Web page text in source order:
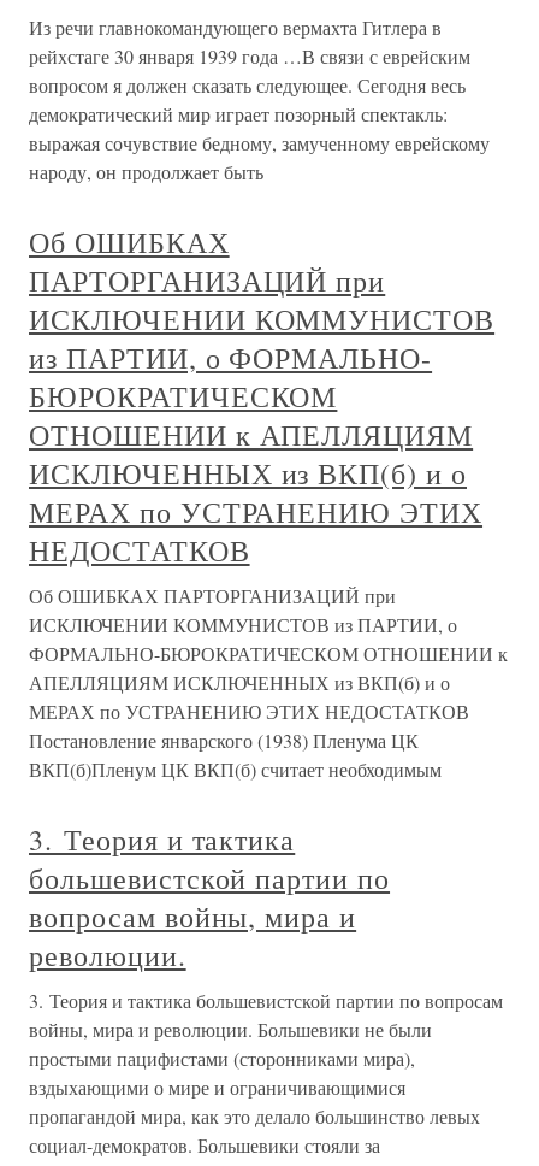
Из речи главнокомандующего вермахта Гитлера в
рейхстаге 30 января 1939 года …В связи с еврейским
вопросом я должен сказать следующее. Сегодня весь
демократический мир играет позорный спектакль:
выражая сочувствие бедному, замученному еврейскому
народу, он продолжает быть
Об ОШИБКАХ
ПАРТОРГАНИЗАЦИЙ при
ИСКЛЮЧЕНИИ КОММУНИСТОВ
из ПАРТИИ, о ФОРМАЛЬНО-
БЮРОКРАТИЧЕСКОМ
ОТНОШЕНИИ к АПЕЛЛЯЦИЯМ
ИСКЛЮЧЕННЫХ из ВКП(б) и о
МЕРАХ по УСТРАНЕНИЮ ЭТИХ
НЕДОСТАТКОВ
Об ОШИБКАХ ПАРТОРГАНИЗАЦИЙ при
ИСКЛЮЧЕНИИ КОММУНИСТОВ из ПАРТИИ, о
ФОРМАЛЬНО-БЮРОКРАТИЧЕСКОМ ОТНОШЕНИИ к
АПЕЛЛЯЦИЯМ ИСКЛЮЧЕННЫХ из ВКП(б) и о
МЕРАХ по УСТРАНЕНИЮ ЭТИХ НЕДОСТАТКОВ
Постановление январского (1938) Пленума ЦК
ВКП(б)Пленум ЦК ВКП(б) считает необходимым
3. Теория и тактика
большевистской партии по
вопросам войны, мира и
революции.
3. Теория и тактика большевистской партии по вопросам
войны, мира и революции. Большевики не были
простыми пацифистами (сторонниками мира),
вздыхающими о мире и ограничивающимися
пропагандой мира, как это делало большинство левых
социал-демократов. Большевики стояли за